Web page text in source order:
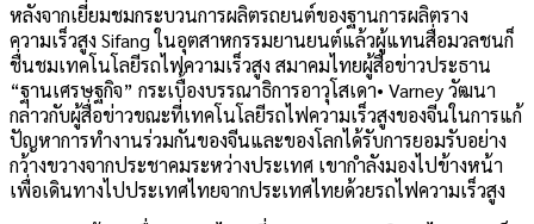
หลังจากเยี่ยมชมกระบวนการผลิตรถยนต์ของฐานการผลิตราง
ความเร็วสูง Sifang ในอุตสาหกรรมยานยนต์แล้วผู้แทนสื่อมวลชนก็
ชื่นชมเทคโนโลยีรถไฟความเร็วสูง สมาคมไทยผู้สื่อข่าวประธาน
“ฐานเศรษฐกิจ” กระเบื้องบรรณาธิการอาวุโสเดา• Varney วัฒนา
กล่าวกับผู้สื่อข่าวขณะที่เทคโนโลยีรถไฟความเร็วสูงของจีนในการแก้
ปัญหาการทำงานร่วมกันของจีนและของโลกได้รับการยอมรับอย่าง
กว้างขวางจากประชาคมระหว่างประเทศ เขากำลังมองไปข้างหน้า
เพื่อเดินทางไปประเทศไทยจากประเทศไทยด้วยรถไฟความเร็วสูง